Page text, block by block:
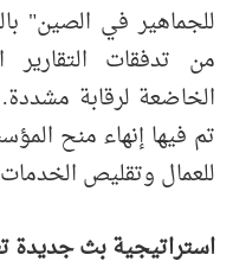
للجماهير في الصين"
من تدفقات التقارير
الخاضعة لرقابة
تم فيها إنهاء منح
للعمال وتقليص
استراتيجية بث جديدة